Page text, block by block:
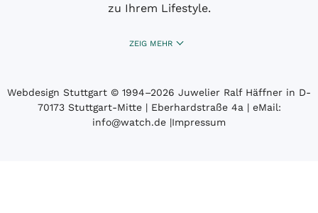
zu Ihrem Lifestyle.
ZEIG MEHR
Webdesign Stuttgart © 1994­–2026 Juwelier Ralf Häffner in D-
70173 Stuttgart-Mitte | Eberhardstraße 4a | eMail:
info@watch.de |Impressum